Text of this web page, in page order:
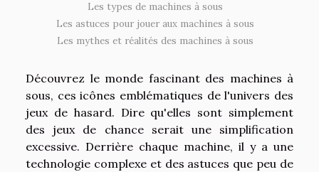
Les types de machines à sous
Les astuces pour jouer aux machines à sous
Les mythes et réalités des machines à sous
Découvrez le monde fascinant des machines à
sous, ces icônes emblématiques de l'univers des
jeux de hasard. Dire qu'elles sont simplement
des jeux de chance serait une simplification
excessive. Derrière chaque machine, il y a une
technologie complexe et des astuces que peu de